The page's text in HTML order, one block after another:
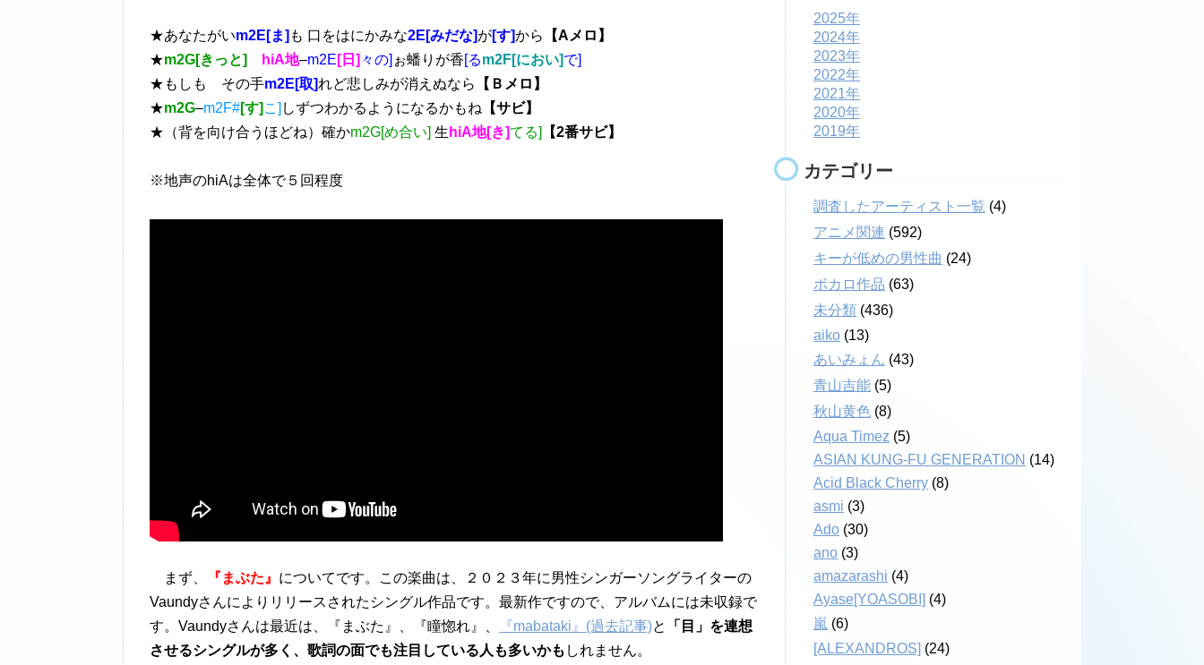
★あなたがいm2E[ま] も 口をはにかみな2E[みだな]が[す]から
【Aメロ】
★m2G[きっと] hiA地–m2E [日] 々の] ぉ蟠りが香[るm2F[におい]で]
★もしも その手m2E[取]れど悲しみが消えぬなら
【Ｂメロ】
★m2G–m2F#[す] こ] しずつわかるようになるかもね 【サビ】
★（背を向け合うほどね）確かm2G[め合い] 生 hiA地[き]てる] 【2番サビ】
※地声のhiAは全体で５回程度
まず、 『まぶた』 についてです。この楽曲は、２０２３年に男性シンガーソングライターの
Vaundyさんによりリリースされたシングル作品です。最新作ですので、アルバムには未収録で
す。Vaundyさんは最近は、『まぶた』、『瞳惚れ』、
『mabataki』(過去記事)と
「目」を連想
させるシングルが多く、歌詞の面でも注目している人も多いかも しれません。
2025年
2024年
2023年
2022年
2021年
2020年
2019年
カテゴリー
調査したアーティスト一覧 (4)
アニメ関連 (592)
キーが低めの男性曲 (24)
ボカロ作品 (63)
未分類 (436)
aiko (13)
あいみょん (43)
青山吉能 (5)
秋山黄色 (8)
Aqua Timez (5)
ASIAN KUNG-FU GENERATION (14)
Acid Black Cherry (8)
asmi (3)
Ado (30)
ano (3)
amazarashi (4)
Ayase[YOASOBI] (4)
嵐 (6)
[ALEXANDROS] (24)